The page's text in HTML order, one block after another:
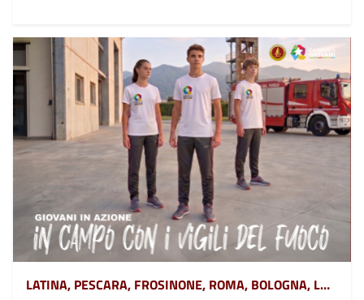
LATINA, PESCARA, FROSINONE, ROMA, BOLOGNA, L&#039;AQUILA, TERAMO, CHIETI, POTENZA, MATERA, CATANZARO, COSENZA, CROTONE, REGGIO CALABRIA, VIBO VALENTIA, AVELLINO, BENEVENTO, CASERTA, NAPOLI, SALERNO, FERRARA, FORLÌ-CESENA, MODENA, PARMA, PIACENZA, RAVENNA, REGGIO EMILIA, RIMINI, GORIZIA, PORDENONE, TRIESTE, UDINE, RIETI, VITERBO, GENOVA, IMPERIA, LA SPEZIA, SAVONA, BERGAMO, BRESCIA, COMO, CREMONA, LECCO, LODI, MANTOVA, MILANO, MONZA, PAVIA, SONDRIO, VARESE, ANCONA, ASCOLI PICENO, FERMO, MACERATA, CAMPOBASSO, ISERNIA, ALESSANDRIA, ASTI, BIELLA, CUNEO, NOVARA, TORINO, VERCELLI, BARI, BRINDISI, FOGGIA, LECCE, TARANTO, CAGLIARI, NUORO, ORISTANO, SASSARI, AGRIGENTO, CALTANISSETTA, CATANIA, ENNA, MESSINA, PALERMO, RAGUSA, SIRACUSA, TRAPANI, AREZZO, FIRENZE, GROSSETO, LIVORNO, LUCCA, MASSA CARRARA, PISA, PISTOIA, PRATO, SIENA, PERUGIA, TERNI, BELLUNO, BOLZANO, PADOVA, ROVIGO, TRENTO, TREVISO, VENEZIA, VERONA, VICENZA, MASSA, MONZA-BRIANZA, VERBANO-CUSIO-OSSOLA, PESARO-URBINO, BARLETTA-ANDRIA-TRANI, CAMPANIA, ABRUZZO, BASILICATA, CALABRIA, EMILIA ROMAGNA, FRIULI VENEZIA GIULIA, LAZIO, LIGURIA, LOMBARDIA, MARCHE, MOLISE, PIEMONTE, PUGLIA, SARDEGNA, SICILIA, TOSCANA, UMBRIA, VENETO E TRENTINO ALTO ADIGE, AOSTA